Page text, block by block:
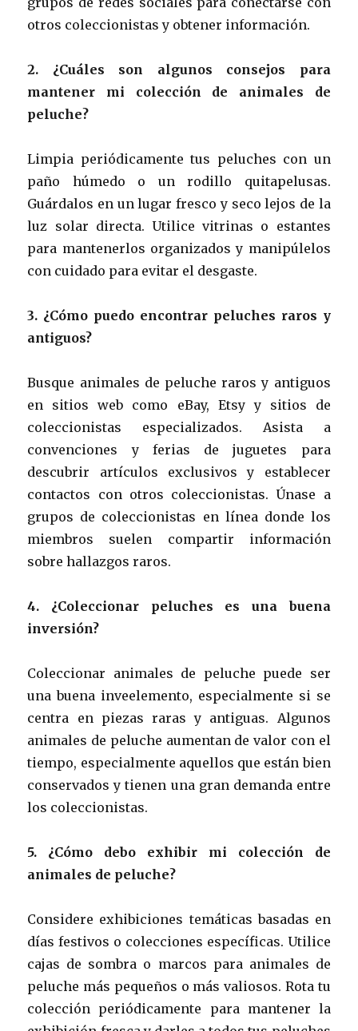
otros coleccionistas y obtener información.
2. ¿Cuáles son algunos consejos para
mantener mi colección de animales de
peluche?
Limpia periódicamente tus peluches con un
paño húmedo o un rodillo quitapelusas.
Guárdalos en un lugar fresco y seco lejos de la
luz solar directa. Utilice vitrinas o estantes
para mantenerlos organizados y manipúlelos
con cuidado para evitar el desgaste.
3. ¿Cómo puedo encontrar peluches raros y
antiguos?
Busque animales de peluche raros y antiguos
en sitios web como eBay, Etsy y sitios de
coleccionistas especializados. Asista a
convenciones y ferias de juguetes para
descubrir artículos exclusivos y establecer
contactos con otros coleccionistas. Únase a
grupos de coleccionistas en línea donde los
miembros suelen compartir información
sobre hallazgos raros.
4. ¿Coleccionar peluches es una buena
inversión?
Coleccionar animales de peluche puede ser
una buena inveelemento, especialmente si se
centra en piezas raras y antiguas. Algunos
animales de peluche aumentan de valor con el
tiempo, especialmente aquellos que están bien
conservados y tienen una gran demanda entre
los coleccionistas.
5. ¿Cómo debo exhibir mi colección de
animales de peluche?
Considere exhibiciones temáticas basadas en
días festivos o colecciones específicas. Utilice
cajas de sombra o marcos para animales de
peluche más pequeños o más valiosos. Rota tu
colección periódicamente para mantener la